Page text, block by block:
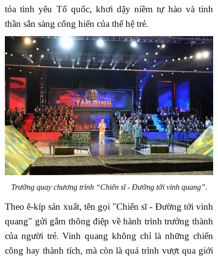
tỏa tình yêu Tổ quốc, khơi dậy niềm tự hào và tinh
thần sẵn sàng cống hiến của thế hệ trẻ.
Trường quay chương trình “Chiến sĩ - Đường tới vinh quang”.
Theo ê-kíp sản xuất, tên gọi "Chiến sĩ - Đường tới vinh
quang" gửi gắm thông điệp về hành trình trưởng thành
của người trẻ. Vinh quang không chỉ là những chiến
công hay thành tích, mà còn là quá trình vượt qua giới